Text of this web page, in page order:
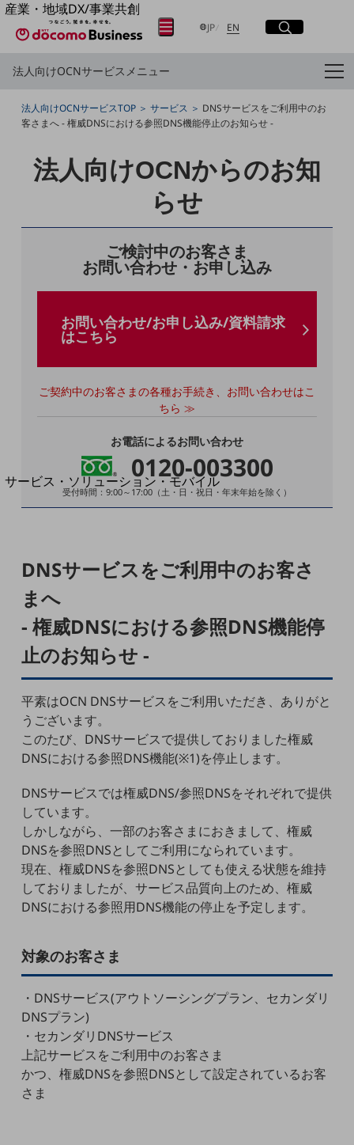
産業・地域DX/事業共創
OPEN HUB for Plural Futures
「社会可能性」を探究・実装する事業共創エコシステムです。
記事コンテンツ
プレイヤー(カタリスト/パートナー企業)
Smart World
産業・地域DXプラットフォーマーとして
企業と地域が持続成長する社会を目指します
Smart Education
地域の取り組み
地域社会を支える皆さまと地域課題の解決や
LGPF(Local Government Platform)
別ウィンドウで開きます
サービス・ソリューション・モバイル
サービス・ソリューションTOP
カテゴリーで探すTOP
ネットワーク・モバイル
クラウド・データセンター
電話・映像コミュニケーション
データ利活用
運用管理
業務支援・マーケティング
災害対策・BCP
課題・ニーズで探す
コミュニケーション・情報共有
業務効率化
災害対策
職場環境整備
地域共創・地方創生
JP日本語
EN Englishサイト内検索
開く
メニュー
開く
フリーワードでNTTドコモビジネスの
法人向けOCNサービスメニュー
法人向けOCNサービスTOP サービス
DNSサービスをご利用中のお
客さまへ - 権威DNSにおける参照DNS機能停止のお知らせ -
法人向けOCNからのお知
らせ
ご検討中のお客さま
お問い合わせ・お申し込み
お問い合わせ/お申し込み/資料請求
はこちら
ご契約中のお客さまの各種お手続き、お問い合わせはこ
ちら ≫
お電話によるお問い合わせ
0120-003300
受付時間：9:00～17:00（土・日・祝日・年末年始を除く）
DNSサービスをご利用中のお客さ
まへ
- 権威DNSにおける参照DNS機能停
止のお知らせ -
平素はOCN DNSサービスをご利用いただき、ありがと
うございます。
このたび、DNSサービスで提供しておりました権威
DNSにおける参照DNS機能(※1)を停止します。
DNSサービスでは権威DNS/参照DNSをそれぞれで提供
しています。
しかしながら、一部のお客さまにおきまして、権威
DNSを参照DNSとしてご利用になられています。
現在、権威DNSを参照DNSとしても使える状態を維持
しておりましたが、サービス品質向上のため、権威
DNSにおける参照用DNS機能の停止を予定します。
対象のお客さま
・DNSサービス(アウトソーシングプラン、セカンダリ
DNSプラン)
・セカンダリDNSサービス
上記サービスをご利用中のお客さま
かつ、権威DNSを参照DNSとして設定されているお客
さま